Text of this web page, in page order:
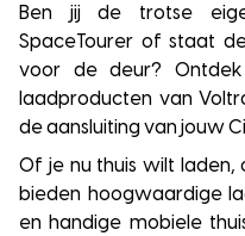
Ben jij de trotse
SpaceTourer of staat
voor de deur?
laadproducten van
de aansluiting van jouw
Of je nu thuis wilt
bieden hoogwaardige
en handige mobiele